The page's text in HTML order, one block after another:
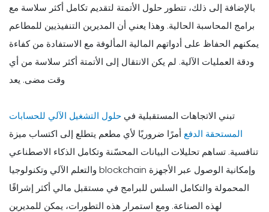
بالإضافة إلى ذلك، تتطور حلول الأتمتة لتقديم تكامل أكثر سلاسة مع
برامج المحاسبة الحالية. وهذا يعني أن المديرين التنفيذيين للمطاعم
يمكنهم الحفاظ على أدواتهم المالية المألوفة مع الاستفادة من كفاءة
ودقة العمليات الآلية. لم يكن الانتقال إلى الأتمتة أكثر سلاسة من أي
وقت مضى. يعد
تبني الاتجاهات المستقبلية في حلول التشغيل الآلي للحسابات
المستحقة الدفع أمرًا ضروريًا لأي مطعم يتطلع إلى اكتساب ميزة
تنافسية. تساهم تحليلات البيانات المحسّنة وتكامل الذكاء الاصطناعي
والتعلم الآلي وتكنولوجيا blockchain وإمكانية الوصول عبر الأجهزة
المحمولة والتكامل السلس للبرامج في مستقبل مالي أكثر إشراقًا
لهذه الصناعة. ومع استمرار هذه التطورات، يمكن للمديرين